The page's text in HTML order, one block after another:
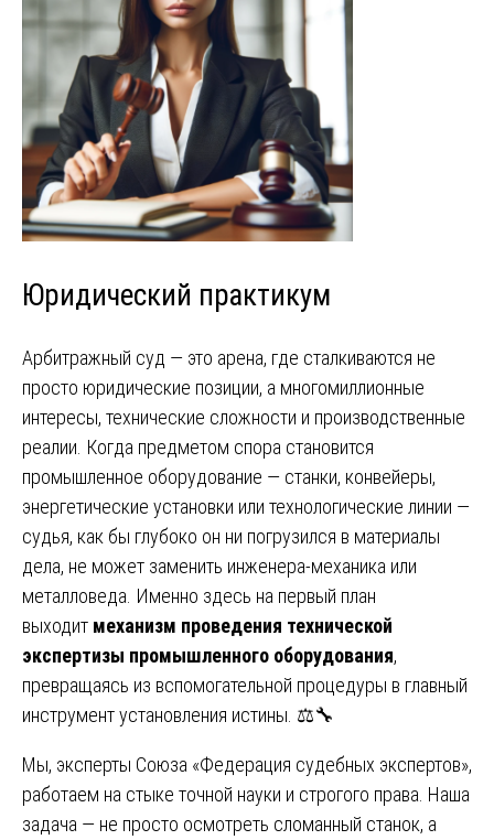
Юридический практикум
Арбитражный суд — это арена, где сталкиваются не
просто юридические позиции, а многомиллионные
интересы, технические сложности и производственные
реалии. Когда предметом спора становится
промышленное оборудование — станки, конвейеры,
энергетические установки или технологические линии —
судья, как бы глубоко он ни погрузился в материалы
дела, не может заменить инженера-механика или
металловеда. Именно здесь на первый план
выходит механизм проведения технической
экспертизы промышленного оборудования,
превращаясь из вспомогательной процедуры в главный
инструмент установления истины. ⚖️🔧
Мы, эксперты Союза «Федерация судебных экспертов»,
работаем на стыке точной науки и строгого права. Наша
задача — не просто осмотреть сломанный станок, а